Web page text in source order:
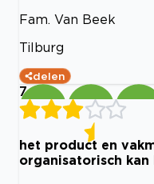
Fam. Van Beek
Tilburg
delen
7
het product en
organisatorisch kan